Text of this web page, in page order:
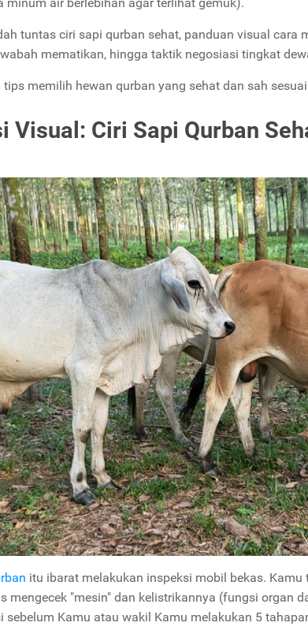
tuntas ciri sapi qurban sehat, panduan visual cara
mematikan, hingga taktik negosiasi tingkat
tips memilih hewan qurban yang sehat dan sah
Visual: Ciri Sapi Qurban
itu ibarat melakukan inspeksi mobil bekas.
mengecek "mesin" dan kelistrikannya (fungsi organ
sebelum Kamu atau wakil Kamu melakukan 5